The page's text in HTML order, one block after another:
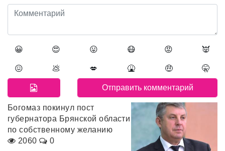
😀 😍 😛 😷 😡 👿
😖 💩 💋 🤮 🤑 🤫
Богомаз покинул пост
губернатора Брянской области
по собственному желанию
2060
0